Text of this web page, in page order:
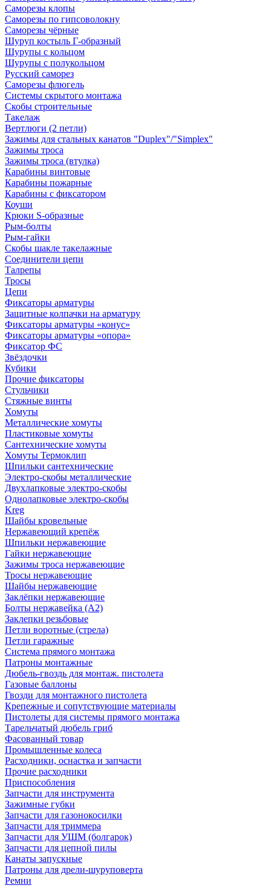
Саморезы клопы
Саморезы по гипсоволокну
Саморезы чёрные
Шуруп костыль Г-образный
Шурупы с кольцом
Шурупы с полукольцом
Русский саморез
Саморезы флюгель
Системы скрытого монтажа
Скобы строительные
Такелаж
Вертлюги (2 петли)
Зажимы для стальных канатов "Duplex"/"Simplex"
Зажимы троса
Зажимы троса (втулка)
Карабины винтовые
Карабины пожарные
Карабины с фиксатором
Коуши
Крюки S-образные
Рым-болты
Рым-гайки
Скобы шакле такелажные
Соединители цепи
Талрепы
Тросы
Цепи
Фиксаторы арматуры
Защитные колпачки на арматуру
Фиксаторы арматуры «конус»
Фиксаторы арматуры «опора»
Фиксатор ФС
Звёздочки
Кубики
Прочие фиксаторы
Стульчики
Стяжные винты
Хомуты
Металлические хомуты
Пластиковые хомуты
Сантехнические хомуты
Хомуты Термоклип
Шпильки сантехнические
Электро-скобы металлические
Двухлапковые электро-скобы
Однолапковые электро-скобы
Kreg
Шайбы кровельные
Нержавеющий крепёж
Шпильки нержавеющие
Гайки нержавеющие
Зажимы троса нержавеющие
Тросы нержавеющие
Шайбы нержавеющие
Заклёпки нержавеющие
Болты нержавейка (А2)
Заклепки резьбовые
Петли воротные (стрела)
Петли гаражные
Система прямого монтажа
Патроны монтажные
Дюбель-гвоздь для монтаж. пистолета
Газовые баллоны
Гвозди для монтажного пистолета
Крепежные и сопутствующие материалы
Пистолеты для системы прямого монтажа
Тарельчатый дюбель гриб
Фасованный товар
Промышленные колеса
Расходники, оснастка и запчасти
Прочие расходники
Приспособления
Запчасти для инструмента
Зажимные губки
Запчасти для газонокосилки
Запчасти для триммера
Запчасти для УШМ (болгарок)
Запчасти для цепной пилы
Канаты запускные
Патроны для дрели-шуруповерта
Ремни